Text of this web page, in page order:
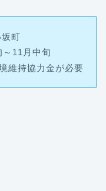
町
11月中旬
維持協力金が必要